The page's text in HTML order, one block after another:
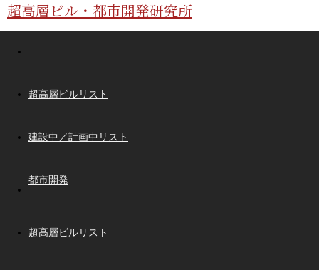
超高層ビル・都市開発研究所
超高層ビルリスト
建設中／計画中リスト
都市開発
超高層ビルリスト